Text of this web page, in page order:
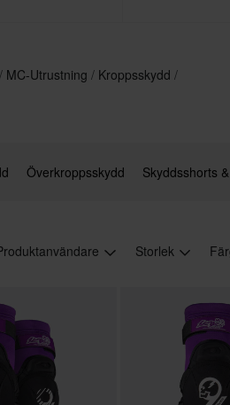
MC-Utrustning Kroppsskydd
Överkroppsskydd Skyddsshorts
Storlek